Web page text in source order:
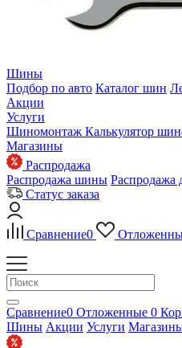
Шины
Подбор по авто Каталог шин
Акции
Услуги
Шиномонтаж Калькулятор
Магазины
Распродажа
Распродажа шины Распродажа
Статус заказа
Сравнение0
Сравнение0 Отложенные 0
Шины Акции Услуги